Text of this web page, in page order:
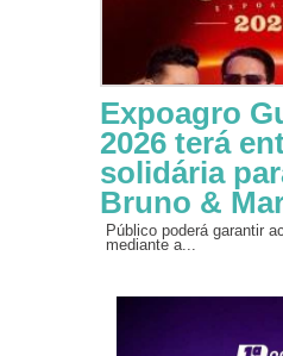
Expoagro
2026 terá
solidária
Bruno &
Público poderá garantir
mediante a...